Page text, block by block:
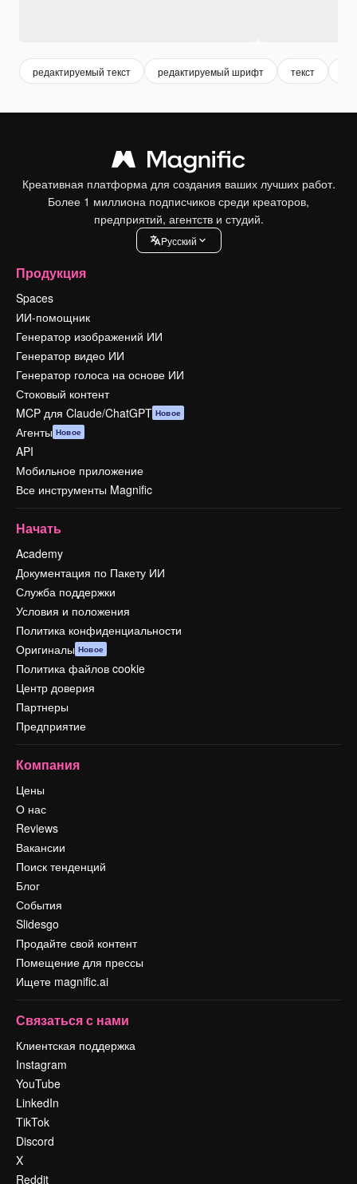
редактируемый текст редактируемый шрифт текст
Креативная платформа для создания ваших лучших работ.
Более 1 миллиона подписчиков среди креаторов,
предприятий, агентств и студий.
Pусский
Продукция
Spaces
ИИ-помощник
Генератор изображений ИИ
Генератор видео ИИ
Генератор голоса на основе ИИ
Стоковый контент
MCP для Claude/ChatGPT Новое
Агенты Новое
API
Мобильное приложение
Все инструменты Magnific
Начать
Academy
Документация по Пакету ИИ
Служба поддержки
Условия и положения
Политика конфиденциальности
Оригиналы Новое
Политика файлов cookie
Центр доверия
Партнеры
Предприятие
Компания
Цены
О нас
Reviews
Вакансии
Поиск тенденций
Блог
События
Slidesgo
Продайте свой контент
Помещение для прессы
Ищете magnific.ai
Связаться с нами
Клиентская поддержка
Instagram
YouTube
LinkedIn
TikTok
Discord
X
Reddit